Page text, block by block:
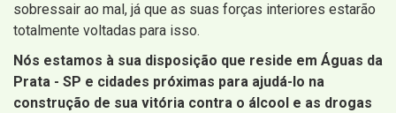
sobressair ao mal, já que as suas forças interiores estarão
totalmente voltadas para isso.
Nós estamos à sua disposição que reside em Águas da
Prata - SP e cidades próximas para ajudá-lo na
construção de sua vitória contra o álcool e as drogas